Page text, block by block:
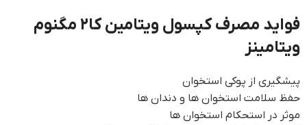
فواید مصرف کپسول ویتامین کا۲ مگنوم
ویتامینز
پیشگیری از پوکی استخوان
حفظ سلامت استخوان ها و دندان ها
موثر در استحکام استخوان ها